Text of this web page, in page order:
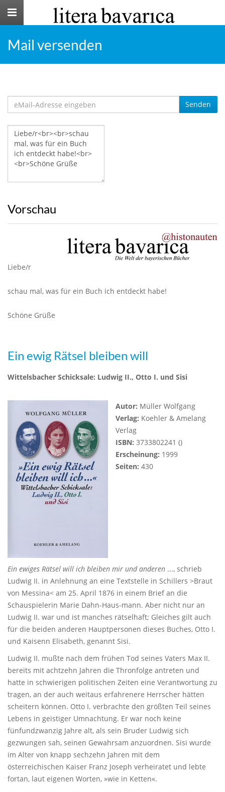
Toggle
Mail versenden
Senden
Vorschau
Liebe/r
schau mal, was für ein Buch ich entdeckt habe!
Schöne Grüße
Ein ewig Rätsel bleiben will
Wittelsbacher Schicksale: Ludwig II., Otto I. und Sisi
Autor: Müller Wolfgang
Verlag: Koehler & Amelang
Verlag
ISBN: 3733802241 ()
Erscheinung: 1999
Seiten: 430
Ein ewiges Rätsel will ich bleiben mir und anderen ..., schrieb
Ludwig II. in Anlehnung an eine Textstelle in Schillers >Braut
von Messina< am 25. April 1876 in einem Brief an die
Schauspielerin Marie Dahn-Haus-mann. Aber nicht nur an
Ludwig II. war und ist manches rätselhaft; Gleiches gilt auch
für die beiden anderen Hauptpersonen dieses Buches, Otto I.
und Kaisenn Elisabeth, genannt Sisi.
Ludwig II. mußte nach dem frühen Tod seines Vaters Max II.
bereits mit achtzehn Jahren die Thronfolge antreten und
hatte in schwierigen politischen Zeiten eine Verantwortung zu
tragen, an der auch weitaus erfahrenere Herrscher hätten
scheitern können. Otto I. verbrachte den größten Teil seines
Lebens in geistiger Umnachtung. Er war noch keine
fünfundzwanzig Jahre alt, als sein Bruder Ludwig sich
gezwungen sah, seinen Gewahrsam anzuordnen. Sisi wurde
im Alter von knapp sechzehn Jahren mit dem
österreichischen Kaiser Franz Joseph verheiratet und lebte
fortan, laut eigenen Worten, »wie in Ketten«.